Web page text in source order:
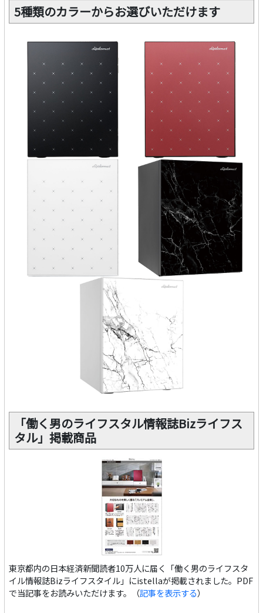
5種類のカラーからお選びいただけます
「働く男のライフスタル情報誌Bizライフス
タル」掲載商品
東京都内の日本経済新聞読者10万人に届く「働く男のライフスタ
イル情報誌Bizライフスタイル」にistellaが掲載されました。PDF
で当記事をお読みいただけます。（記事を表示する）